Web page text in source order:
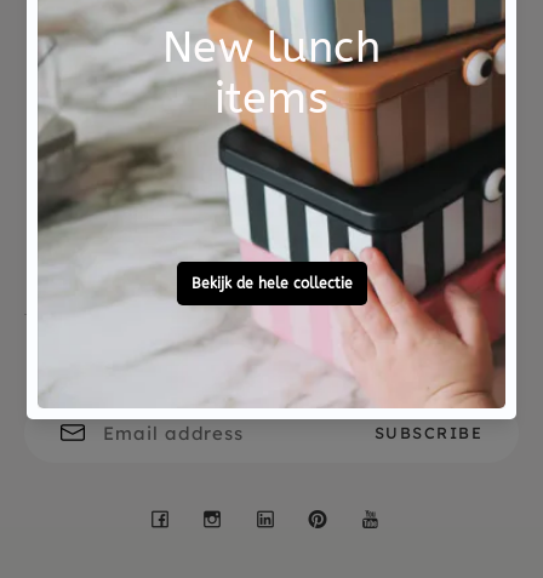
vellen glitter foam stickers, 4 vellen edelsteen
stickers, 4 gouden linten en duidelijke instructies.
Not good?
Money Back
Ordered before 15:00,
tomorrow at home
To ask?
Call 0572 - 700 203
Let's stay in touch
Facebook
Instagram
LinkedInPinterest